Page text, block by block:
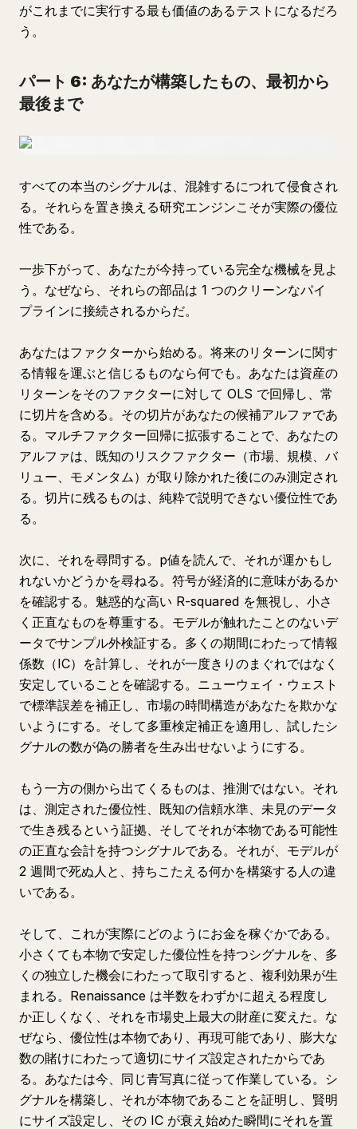
がこれまでに実行する最も価値のあるテストになるだろ
う。
パート 6: あなたが構築したもの、最初から
最後まで
すべての本当のシグナルは、混雑するにつれて侵食され
る。それらを置き換える研究エンジンこそが実際の優位
性である。
一歩下がって、あなたが今持っている完全な機械を見よ
う。なぜなら、それらの部品は 1 つのクリーンなパイ
プラインに接続されるからだ。
あなたはファクターから始める。将来のリターンに関す
る情報を運ぶと信じるものなら何でも。あなたは資産の
リターンをそのファクターに対して OLS で回帰し、常
に切片を含める。その切片があなたの候補アルファであ
る。マルチファクター回帰に拡張することで、あなたの
アルファは、既知のリスクファクター（市場、規模、バ
リュー、モメンタム）が取り除かれた後にのみ測定され
る。切片に残るものは、純粋で説明できない優位性であ
る。
次に、それを尋問する。p値を読んで、それが運かもし
れないかどうかを尋ねる。符号が経済的に意味があるか
を確認する。魅惑的な高い R-squared を無視し、小さ
く正直なものを尊重する。モデルが触れたことのないデ
ータでサンプル外検証する。多くの期間にわたって情報
係数（IC）を計算し、それが一度きりのまぐれではなく
安定していることを確認する。ニューウェイ・ウェスト
で標準誤差を補正し、市場の時間構造があなたを欺かな
いようにする。そして多重検定補正を適用し、試したシ
グナルの数が偽の勝者を生み出せないようにする。
もう一方の側から出てくるものは、推測ではない。それ
は、測定された優位性、既知の信頼水準、未見のデータ
で生き残るという証拠、そしてそれが本物である可能性
の正直な会計を持つシグナルである。それが、モデルが
2 週間で死ぬ人と、持ちこたえる何かを構築する人の違
いである。
そして、これが実際にどのようにお金を稼ぐかである。
小さくても本物で安定した優位性を持つシグナルを、多
くの独立した機会にわたって取引すると、複利効果が生
まれる。Renaissance は半数をわずかに超える程度し
か正しくなく、それを市場史上最大の財産に変えた。な
ぜなら、優位性は本物であり、再現可能であり、膨大な
数の賭けにわたって適切にサイズ設定されたからであ
る。あなたは今、同じ青写真に従って作業している。シ
グナルを構築し、それが本物であることを証明し、賢明
にサイズ設定し、その IC が衰え始めた瞬間にそれを置